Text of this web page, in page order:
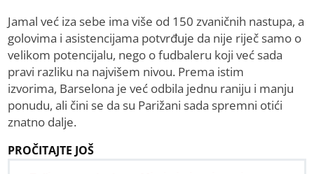
Jamal već iza sebe ima više od 150 zvaničnih nastupa, a
golovima i asistencijama potvrđuje da nije riječ samo o
velikom potencijalu, nego o fudbaleru koji već sada
pravi razliku na najvišem nivou. Prema istim
izvorima, Barselona je već odbila jednu raniju i manju
ponudu, ali čini se da su Parižani sada spremni otići
znatno dalje.
PROČITAJTE JOŠ